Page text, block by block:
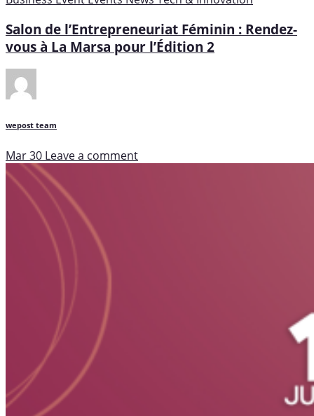
Salon de l’Entrepreneuriat Féminin : Rendez-
vous à La Marsa pour l’Édition 2
wepost team
Mar 30 Leave a comment